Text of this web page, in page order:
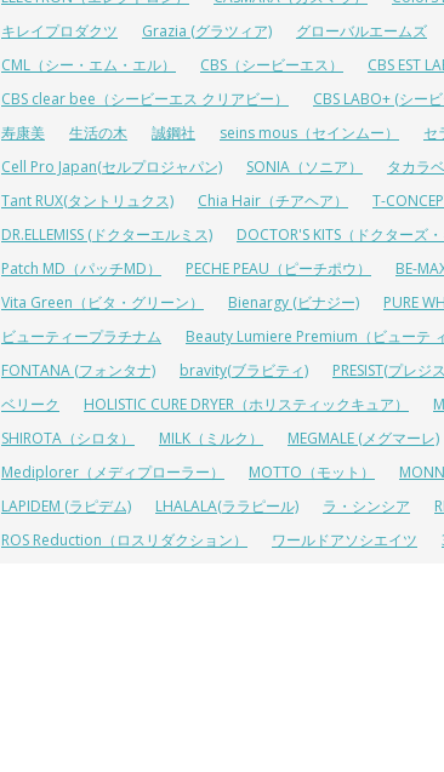
キレイプロダクツ
Grazia (グラツィア) グローバルエームズ
CML（シー・エム・エル）
CBS（シービーエス）
CBS EST
CBS clear bee（シービーエス クリアビー）
CBS LABO+ (シー
寿康美
生活の木 誠鋼社 seins mous（セインムー） セ
Cell Pro Japan(セルプロジャパン)
SONIA（ソニア） タカラ
Tant RUX(タントリュクス)
Chia Hair（チアヘア）
T-
DR.ELLEMISS (ドクターエルミス)
DOCTOR'S KITS（ドクターズ・
Patch MD（パッチMD）
PECHE PEAU（ピーチポウ） BE-
Vita Green（ビタ・グリーン）
Bienargy (ビナジー) PURE
ビューティープラチナム
Beauty Lumiere Premium（ビューテ
FONTANA (フォンタナ)
bravity(ブラビティ) PRESIST(プレジ
ベリーク
HOLISTIC CURE DRYER（ホリスティックキュア）
SHIROTA（シロタ）
MILK（ミルク） MEGMALE (メグマーレ)
Mediplorer（メディプローラー）
MOTTO（モット）
LAPIDEM (ラピデム)
LHALALA(ララピール) ラ・シンシア
ROS Reduction（ロスリダクション）
ワールドアソシエイツ